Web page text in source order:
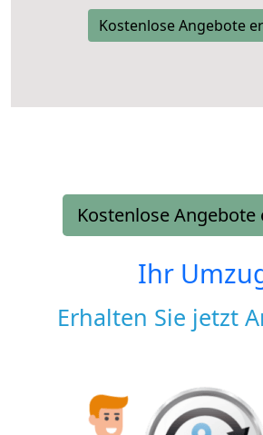
Kostenlose Angebote
Kostenlose Angebote
Ihr
Erhalten Sie jetzt